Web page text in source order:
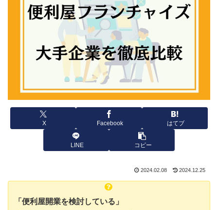
X Facebook はてブ
LINE コピー
2024.02.08 2024.12.25
「便利屋開業を検討している」